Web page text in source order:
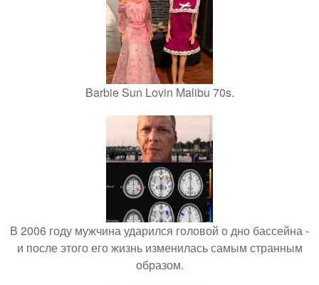
Barbie Sun Lovin Malibu 70s.
В 2006 году мужчина ударился головой о дно бассейна -
и после этого его жизнь изменилась самым странным
образом.